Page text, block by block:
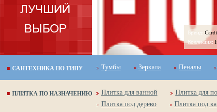
Cardinale Marmol
САНТЕХНИКА ПО ТИПУ Тумбы Зеркала Пеналы
ПЛИТКА ПО НАЗНАЧЕНИЮ Плитка для ванной
Плитка для
Плитка под дерево
Плитка под